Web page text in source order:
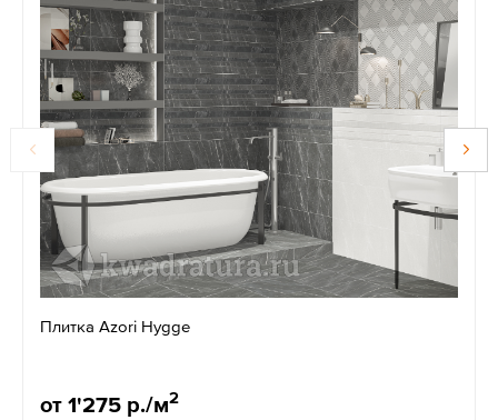
Плитка Azori Hygge
от 1'275 р./м2